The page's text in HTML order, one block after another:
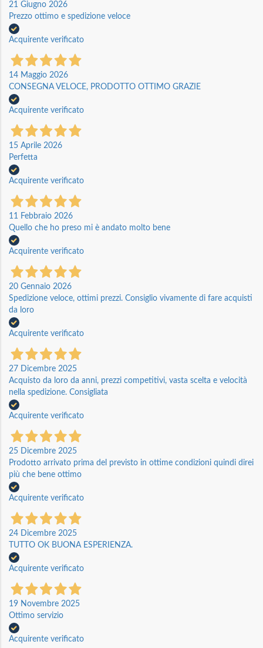
21 Giugno 2026
Prezzo ottimo e spedizione veloce
Acquirente verificato
14 Maggio 2026
CONSEGNA VELOCE, PRODOTTO OTTIMO GRAZIE
Acquirente verificato
15 Aprile 2026
Perfetta
Acquirente verificato
11 Febbraio 2026
Quello che ho preso mi è andato molto bene
Acquirente verificato
20 Gennaio 2026
Spedizione veloce, ottimi prezzi. Consiglio vivamente di fare acquisti
da loro
Acquirente verificato
27 Dicembre 2025
Acquisto da loro da anni, prezzi competitivi, vasta scelta e velocità
nella spedizione. Consigliata
Acquirente verificato
25 Dicembre 2025
Prodotto arrivato prima del previsto in ottime condizioni quindi direi
più che bene ottimo
Acquirente verificato
24 Dicembre 2025
TUTTO OK BUONA ESPERIENZA.
Acquirente verificato
19 Novembre 2025
Ottimo servizio
Acquirente verificato